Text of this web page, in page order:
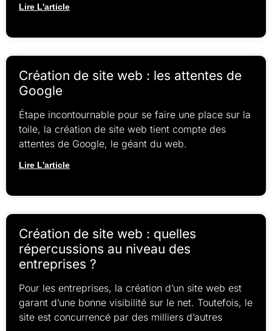
Lire L'article
Création de site web : les attentes de
Google
Étape incontournable pour se faire une place sur la
toile, la création de site web tient compte des
attentes de Google, le géant du web.
Lire L'article
Création de site web : quelles
répercussions au niveau des
entreprises ?
Pour les entreprises, la création d’un site web est
garant d’une bonne visibilité sur le net. Toutefois, le
site est concurrencé par des milliers d’autres